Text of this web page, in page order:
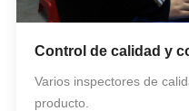
Control de calidad y
Varios inspectores de
producto.